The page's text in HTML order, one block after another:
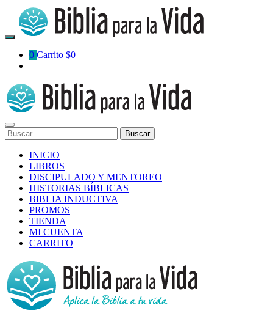
content
0 Carrito $0
Buscar:
INICIO
LIBROS
DISCIPULADO Y MENTOREO
HISTORIAS BÍBLICAS
BIBLIA INDUCTIVA
PROMOS
TIENDA
MI CUENTA
CARRITO